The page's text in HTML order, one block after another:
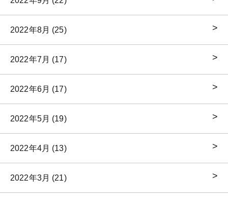
2022年8月 (25)
2022年7月 (17)
2022年6月 (17)
2022年5月 (19)
2022年4月 (13)
2022年3月 (21)